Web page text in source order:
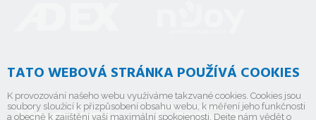
TATO WEBOVÁ STRÁNKA POUŽÍVÁ COOKIES
K provozování našeho webu využíváme takzvané cookies. Cookies jsou
soubory sloužící k přizpůsobení obsahu webu, k měření jeho funkčnosti
a obecně k zajištění vaší maximální spokojenosti. Dejte nám vědět o